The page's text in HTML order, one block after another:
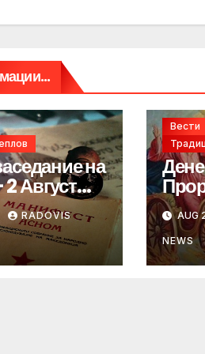
на
Август
RADOVIS
Вести
AUG
NEWS